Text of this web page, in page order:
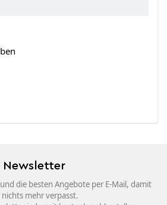
Newsletter
die besten Angebote per E-Mail, damit
mehr verpasst.